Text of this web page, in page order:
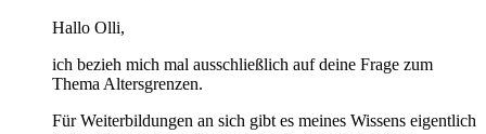
Hallo Olli,
ich bezieh mich mal ausschließlich auf deine Frage zum
Thema Altersgrenzen.
Für Weiterbildungen an sich gibt es meines Wissens eigentlich